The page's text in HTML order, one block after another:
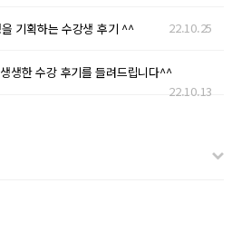
기획하는 수강생 후기 ^^ 22.10.25
생한 수강 후기를 들려드립니다^^
22.10.13